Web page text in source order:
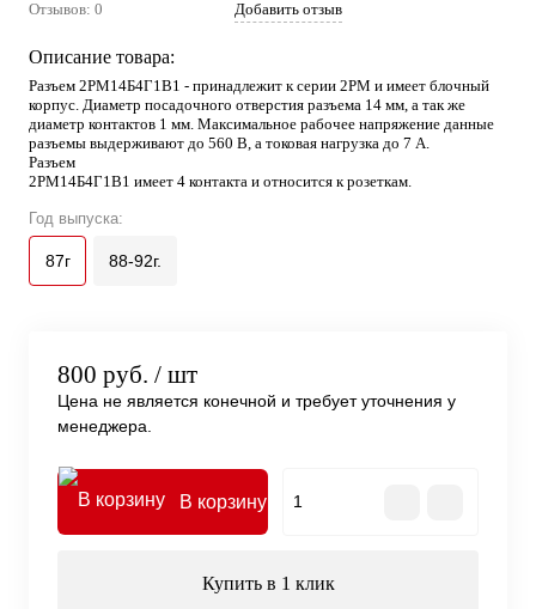
Отзывов: 0 Добавить отзыв
Описание товара:
Разъем 2РМ14Б4Г1В1 - принадлежит к серии 2РМ и имеет блочный
корпус. Диаметр посадочного отверстия разъема 14 мм, а так же
диаметр контактов 1 мм. Максимальное рабочее напряжение данные
разъемы выдерживают до 560 В, а токовая нагрузка до 7 А.
Разъем
2РМ14Б4Г1В1 имеет 4 контакта и относится к розеткам.
Год выпуска:
87г 88-92г.
800 руб. / шт
Цена не является конечной и требует уточнения у
менеджера.
В корзину
Купить в 1 клик